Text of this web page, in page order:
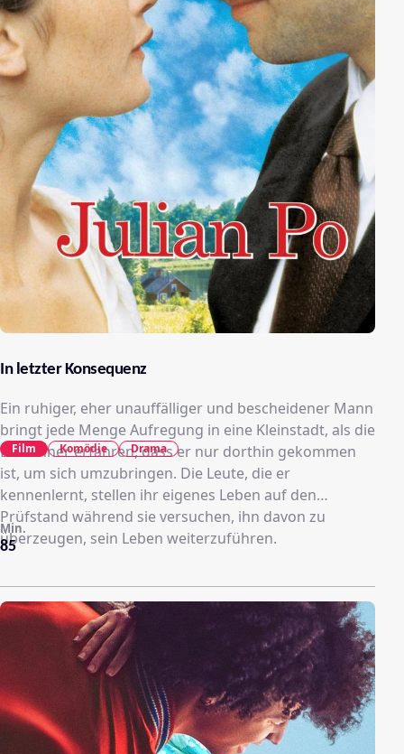
In letzter Konsequenz
Ein ruhiger, eher unauffälliger und bescheidener Mann
bringt jede Menge Aufregung in eine Kleinstadt, als die
Bewohner erfahren, dass er nur dorthin gekommen
ist, um sich umzubringen. Die Leute, die er
kennenlernt, stellen ihr eigenes Leben auf den
Prüfstand während sie versuchen, ihn davon zu
überzeugen, sein Leben weiterzuführen.
85
Min.
Film Komödie Drama